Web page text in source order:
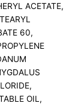
ACETATE,
60,
OIL,